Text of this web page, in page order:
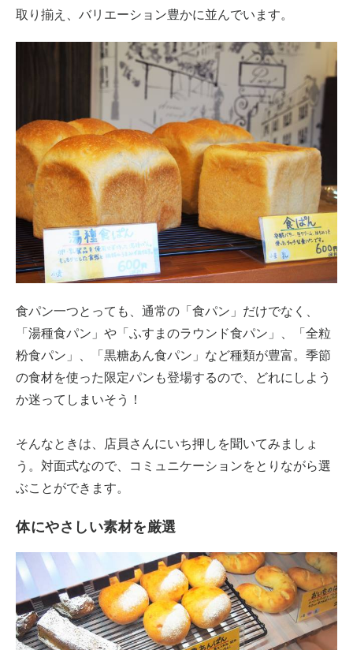
取り揃え、バリエーション豊かに並んでいます。
食パン一つとっても、通常の「食パン」だけでなく、
「湯種食パン」や「ふすまのラウンド食パン」、「全粒
粉食パン」、「黒糖あん食パン」など種類が豊富。季節
の食材を使った限定パンも登場するので、どれにしよう
か迷ってしまいそう！
そんなときは、店員さんにいち押しを聞いてみましょ
う。対面式なので、コミュニケーションをとりながら選
ぶことができます。
体にやさしい素材を厳選